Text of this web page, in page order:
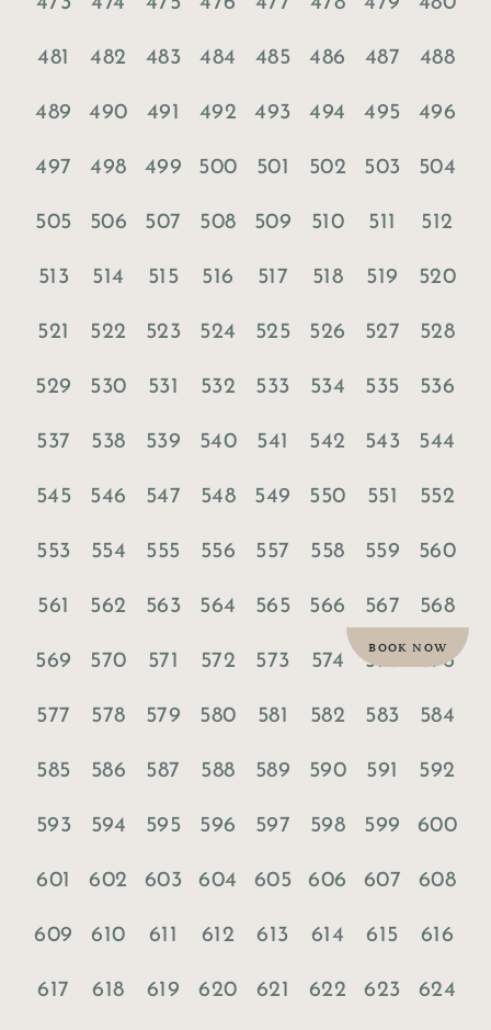
BOOK NOW
481 482 483 484 485 486 487 488
489 490 491 492 493 494 495 496
497 498 499 500 501 502 503 504
505 506 507 508 509 510 511 512
513 514 515 516 517 518 519 520
521 522 523 524 525 526 527 528
529 530 531 532 533 534 535 536
537 538 539 540 541 542 543 544
545 546 547 548 549 550 551 552
553 554 555 556 557 558 559 560
561 562 563 564 565 566 567 568
569 570 571 572 573 574 575 576
577 578 579 580 581 582 583 584
585 586 587 588 589 590 591 592
593 594 595 596 597 598 599 600
601 602 603 604 605 606 607 608
609 610 611 612 613 614 615 616
617 618 619 620 621 622 623 624